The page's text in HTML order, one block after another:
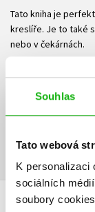
Souhlas
Tato webová
K personalizaci
sociálních
soubory
Tato kniha je
kreslíře. Je to také
nebo v čekárnách.
Ke stažení